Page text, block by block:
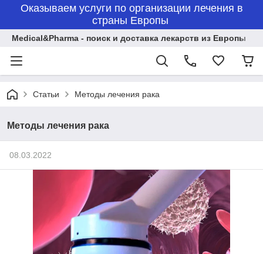
Оказываем услуги по организации лечения в
страны Европы
Medical&Pharma - поиск и доставка лекарств из Европы
Статьи Методы лечения рака
Методы лечения рака
08.03.2022